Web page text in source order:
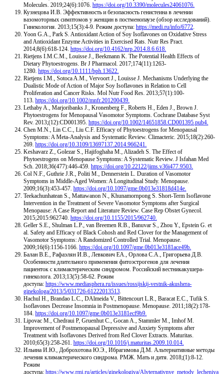
Molecules. 2019;24(6):1076. https://doi.org/10.3390/molecules24061076.
Кузнецова И.В. Эффективность и безопасность генистеина в лечении
вазомоторных симптомов у женщин в постменопаузе (обзор исследований).
Гинекология. 2013;15(3):4-9. Режим доступа: https://medi.ru/info/6772
Yoon G.A., Park S. Antioxidant Action of Soy Isoflavones on Oxidative Stress
and Antioxidant Enzyme Activities in Exercised Rats. Nutr Res Pract.
2014;8(6):618-124. https://doi.org/10.4162/nrp.2014.8.6.618.
Rietjens I.M.C.M., Louisse J., Beekmann K. The Potential Health Effects of
Dietary Phytoestrogens. Br J Pharmacol. 2017;174(11):1263-
1280. https://doi.org/10.1111/bph.13622.
Rietjens I.M., Sotoca A.M., Vervoort J., Louisse J. Mechanisms Underlying the
Dualistic Mode of Action of Major Soy Isoflavones in Relation to Cell
Proliferation and Cancer Risks. Mol Nutr Food Res. 2013;57(1):100-
113. https://doi.org/10.1002/mnfr.201200439.
Lethaby A., Marjoribanks J., Kronenberg F., Roberts H., Eden J., Brown J.
Phytoestrogens for Menopausal Vasomotor Symptoms. Cochrane Database Syst
Rev. 2013;(12):CD001395. https://doi.org/10.1002/14651858.CD001395.pub4.
Chen M.N., Lin C.C., Liu C.F. Efficacy of Phytoestrogens for Menopausal
Symptoms: A Meta-Analysis and Systematic Review. Climacteric. 2015;18(2):260-
269. https://doi.org/10.3109/13697137.2014.966241.
Keshavarz Z., Golezar S., Hajifoghaha M., Alizadeh S. The Effect of
Phytoestrogens on Menopause Symptoms: A Systematic Review. J Isfahan Med
Sch. 2018;36(477):446-459. https://doi.org/10.22122/jims.v36i477.9503.
Col N.F., Guthrie J.R., Politi M., Dennerstein L. Duration of Vasomotor
Symptoms in Middle-Aged Women: A Longitudinal Study. Menopause.
2009;16(3):453-457. https://doi.org/10.1097/gme.0b013e31818d414e.
Teekachunhatean S., Mattawanon N., Khunamornpong S. Short-Term Isoflavone
Intervention in the Treatment of Severe Vasomotor Symptoms after Surgical
Menopause: A Case Report and Literature Review. Case Rep Obstet Gynecol.
2015;2015:962740. https://doi.org/10.1155/2015/962740.
Geller S.E., Shulman L.P., van Breemen R.B., Banuvar S., Zhou Y., Epstein G. et
al. Safety and Efficacy of Black Cohosh and Red Clover for the Management of
Vasomotor Symptoms: A Randomized Controlled Trial. Menopause.
2009;16(6):1156-1166. https://doi.org/10.1097/gme.0b013e3181ace49b.
Балан В.Е., Рафаэлян И.В., Левкович ЕА., Орлова С.А., Григорьева Д.В.
Особенности длительного применения фитоэстрогенов для лечения
пациенток с климактерическим синдромом. Российский вестникакушера-
гинеколога. 2013;13(5):58-62. Режим
доступа: https://www.mediasphera.ru/issues/rossijskij-vestnik-akushera-
ginekologa/2013/5/031726-61222013513
Hachul H., Brandao L.C., DAlmeida V., Bittencourt L.R., Baracat E.C., Tufik S.
Isoflavones Decrease Insomnia in Postmenopause. Menopause. 2011;18(2):178-
184. https://doi.org/10.1097/gme.0b013e3181ecf9b9.
Lipovac M., Chedraui P, Gruenhut C., Gocan A., Stammler M., Imhof M.
Improvement of Postmenopausal Depressive and Anxiety Symptoms after
Treatment with Isoflavones Derived from Red Clover Extracts. Maturitas.
2010;65(3):258-261. https://doi.org/10.1016/j.maturitas.2009.10.014.
Ильина И.Ю., Доброхотова Ю.Э., Ибрагимова Д.М. Альтернативные методы
лечения климактерического синдрома. РМЖ. Мать и дитя. 2018;(1):8-12.
Режим
доступа: https://www.rmj.ru/articles/ginekologiya/